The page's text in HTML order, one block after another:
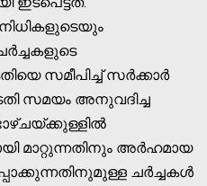
സമീപിച്ച് സർക്കാർ
സമയം അനുവദിച്ച
മാറ്റുന്നതിനും അർഹമായ
ചർച്ചകൾ